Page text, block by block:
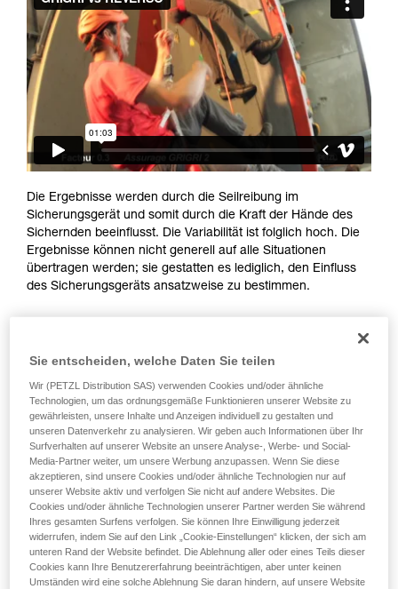
ziehen. Um diese Zusatzinformationen
verstehen zu können, müssen Sie zuerst die in
der Gebrauchsanweisung enthaltenen
Informationen richtig verstanden haben.
Die Beherrschung dieser Techniken setzt eine
entsprechende Ausbildung und ein spezielles
Training voraus. Prüfen Sie zusammen mit
einem Profi, ob Sie in der Lage sind, den
Vorgang alleine sicher zu wiederholen, bevor
Sie ihn eigenständig durchführen.
verbundenen Techniken. Möglicherweise gibt es
noch andere Techniken, die hier nicht
Die Ergebnisse werden durch die Seilreibung im
Sicherungsgerät und somit durch die Kraft der Hände des
Sichernden beeinflusst. Die Variabilität ist folglich hoch. Die
Ergebnisse können nicht generell auf alle Situationen
übertragen werden; sie gestatten es lediglich, den Einfluss
des Sicherungsgeräts ansatzweise zu bestimmen.
Sie entscheiden, welche Daten Sie teilen
Wir (PETZL Distribution SAS) verwenden Cookies und/oder ähnliche
Technologien, um das ordnungsgemäße Funktionieren unserer Website zu
gewährleisten, unsere Inhalte und Anzeigen individuell zu gestalten und
unseren Datenverkehr zu analysieren. Wir geben auch Informationen über Ihr
Surfverhalten auf unserer Website an unsere Analyse-, Werbe- und Social-
Media-Partner weiter, um unsere Werbung anzupassen. Wenn Sie diese
akzeptieren, sind unsere Cookies und/oder ähnliche Technologien nur auf
unserer Website aktiv und verfolgen Sie nicht auf andere Websites. Die
Cookies und/oder ähnliche Technologien unserer Partner werden Sie während
Ihres gesamten Surfens verfolgen. Sie können Ihre Einwilligung jederzeit
widerrufen, indem Sie auf den Link „Cookie-Einstellungen“ klicken, der sich am
unteren Rand der Website befindet. Die Ablehnung aller oder eines Teils dieser
Cookies kann Ihre Benutzererfahrung beeinträchtigen, aber unter keinen
Umständen wird eine solche Ablehnung Sie daran hindern, auf unsere Website